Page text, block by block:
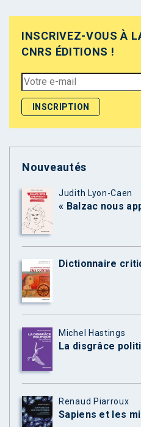
INSCRIVEZ-VOUS À
CNRS ÉDITIONS !
Nouveautés
Judith Lyon-Caen
« Balzac nous
Dictionnaire
Michel Hastings
La disgrâce
Renaud Piarroux
Sapiens et les